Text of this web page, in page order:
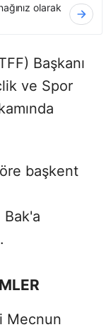
olarak
Başkanı
ve Spor
başkent
Bak'a
Mecnun